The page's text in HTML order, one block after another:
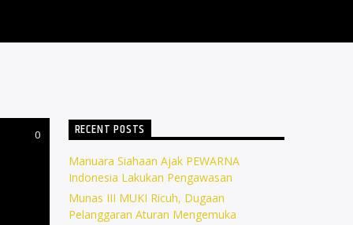
0 RECENT POSTS
Manuara Siahaan Ajak PEWARNA
Indonesia Lakukan Pengawasan
Munas III MUKI Ricuh, Dugaan
Pelanggaran Aturan Mengemuka